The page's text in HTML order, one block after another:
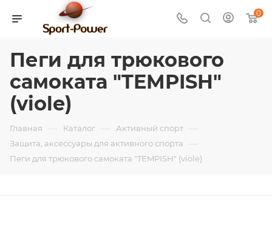
0
Пеги для трюкового
самоката "TEMPISH"
(viole)
Главная — Каталог — Активный спорт —
Защита, аксессуары для активного спорта —
Пеги для трюкового самоката "TEMPISH" (viole)